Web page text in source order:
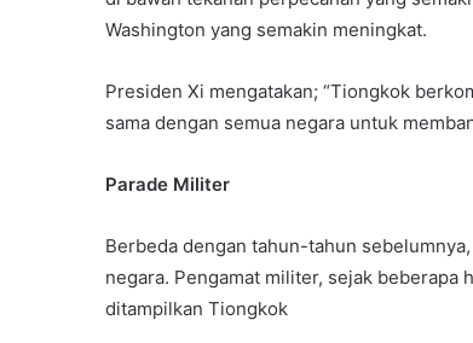
Washington yang semakin meningkat.
Presiden Xi mengatakan; “Tiongkok
sama dengan semua negara untuk
Parade Militer
Berbeda dengan tahun-tahun
negara. Pengamat militer, sejak beberapa
ditampilkan Tiongkok